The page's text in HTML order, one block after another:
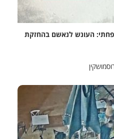
העונש לנאשם בהחזקת